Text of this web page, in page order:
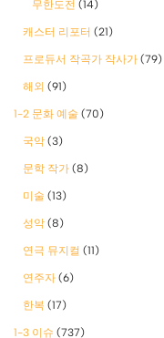
무한도전 (14)
캐스터 리포터 (21)
프로듀서 작곡가 작사가 (79)
해외 (91)
1-2 문화 예술 (70)
국악 (3)
문학 작가 (8)
미술 (13)
성악 (8)
연극 뮤지컬 (11)
연주자 (6)
한복 (17)
1-3 이슈 (737)